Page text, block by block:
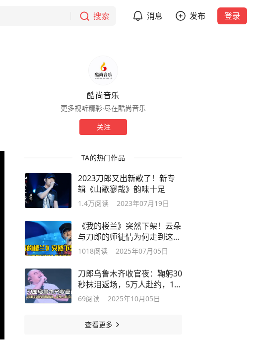
搜索 消息 发布 登录
酷尚音乐
更多视听精彩·尽在酷尚音乐
关注
TA的热门作品
2023刀郎又出新歌了！新专
辑《山歌寥哉》韵味十足
1.4万阅读 2023年07月19日
《我的楼兰》突然下架！云朵
与刀郎的师徒情为何走到这一
步？
1018阅读 2025年07月05日
刀郎乌鲁木齐收官夜：鞠躬30
秒抹泪返场，5万人赴约，1亿
消费
69阅读 2025年10月05日
查看更多